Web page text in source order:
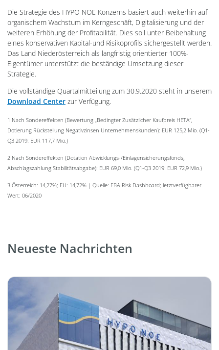
Die Strategie des HYPO NOE Konzerns basiert auch weiterhin auf
organischem Wachstum im Kerngeschäft, Digitalisierung und der
weiteren Erhöhung der Profitabilität. Dies soll unter Beibehaltung
eines konservativen Kapital-und Risikoprofils sichergestellt werden.
Das Land Niederösterreich als langfristig orientierter 100%-
Eigentümer unterstützt die beständige Umsetzung dieser
Strategie.
Die vollständige Quartalmitteilung zum 30.9.2020 steht in unserem
Download Center zur Verfügung.
1 Nach Sondereffekten (Bewertung „Bedingter Zusätzlicher Kaufpreis HETA“,
Dotierung Rückstellung Negativzinsen Unternehmenskunden): EUR 125,2 Mio. (Q1-
Q3 2019: EUR 117,7 Mio.)
2 Nach Sondereffekten (Dotation Abwicklungs-/Einlagensicherungsfonds,
Abschlagszahlung Stabilitätsabgabe): EUR 69,0 Mio. (Q1-Q3 2019: EUR 72,9 Mio.)
3 Österreich: 14,27%; EU: 14,72% | Quelle: EBA Risk Dashboard; letztverfügbarer
Wert: 06/2020
Neueste Nachrichten